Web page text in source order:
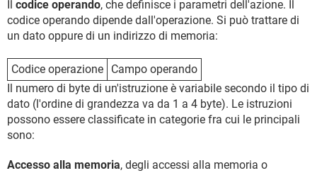
codice operando, che definisce i parametri dell'azione. Il
codice operando dipende dall'operazione. Si può trattare di
un dato oppure di un indirizzo di memoria:
Codice operazione
Campo operando
Il numero di byte di un'istruzione è variabile secondo il tipo di
dato (l'ordine di grandezza va da 1 a 4 byte). Le istruzioni
possono essere classificate in categorie fra cui le principali
sono:
Accesso alla memoria, degli accessi alla memoria o